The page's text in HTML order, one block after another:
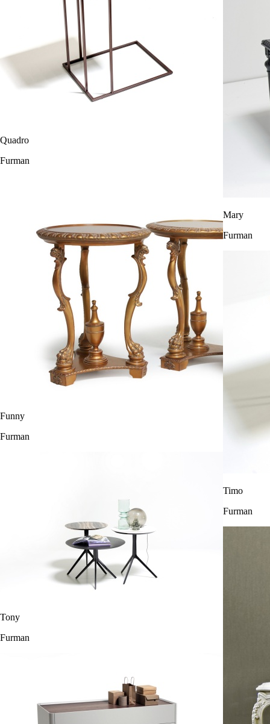
Quadro
Furman
Mary
Furman
Funny
Furman
Timo
Furman
Tony
Furman